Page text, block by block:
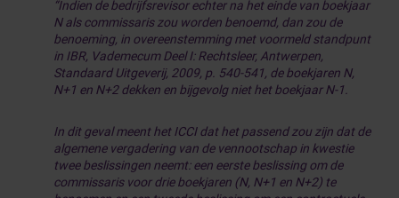
“Indien de bedrijfsrevisor echter na het einde van boekjaar
N als commissaris zou worden benoemd, dan zou de
benoeming, in overeenstemming met voormeld standpunt
in IBR, Vademecum Deel I: Rechtsleer, Antwerpen,
Standaard Uitgeverij, 2009, p. 540-541, de boekjaren N,
N+1 en N+2 dekken en bijgevolg niet het boekjaar N-1.
In dit geval meent het ICCI dat het passend zou zijn dat de
algemene vergadering van de vennootschap in kwestie
twee beslissingen neemt: een eerste beslissing om de
commissaris voor drie boekjaren (N, N+1 en N+2) te